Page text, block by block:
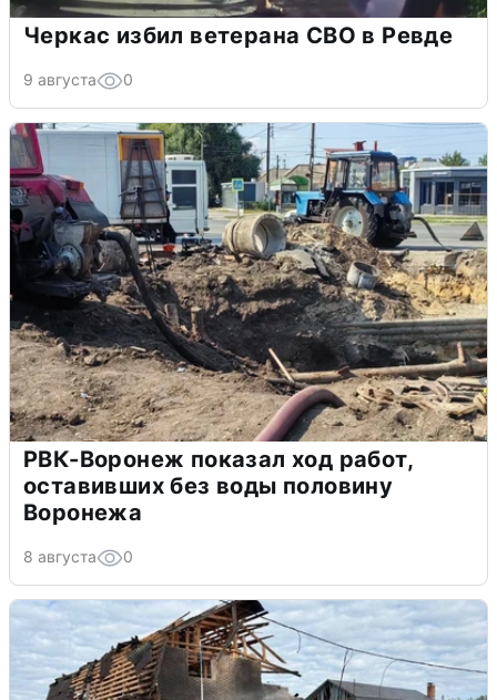
Черкас избил ветерана СВО в Ревде
9 августа 0
РВК-Воронеж показал ход работ,
оставивших без воды половину
Воронежа
8 августа 0